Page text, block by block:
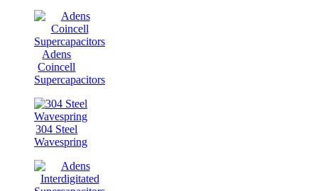
Adens
Coincell
Supercapacitors
304 Steel
Wavespring